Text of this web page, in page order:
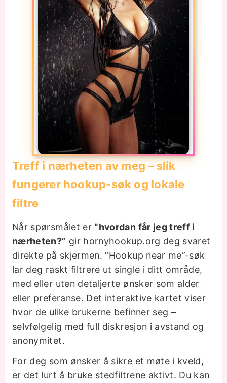
Treff i nærheten av meg – slik
fungerer hookup-søk og lokale
filtre
Når spørsmålet er “hvordan får jeg treff i
nærheten?” gir hornyhookup.org deg svaret
direkte på skjermen. “Hookup near me”-søk
lar deg raskt filtrere ut single i ditt område,
med eller uten detaljerte ønsker som alder
eller preferanse. Det interaktive kartet viser
hvor de ulike brukerne befinner seg –
selvfølgelig med full diskresjon i avstand og
anonymitet.
For deg som ønsker å sikre et møte i kveld,
er det lurt å bruke stedfiltrene aktivt. Du kan